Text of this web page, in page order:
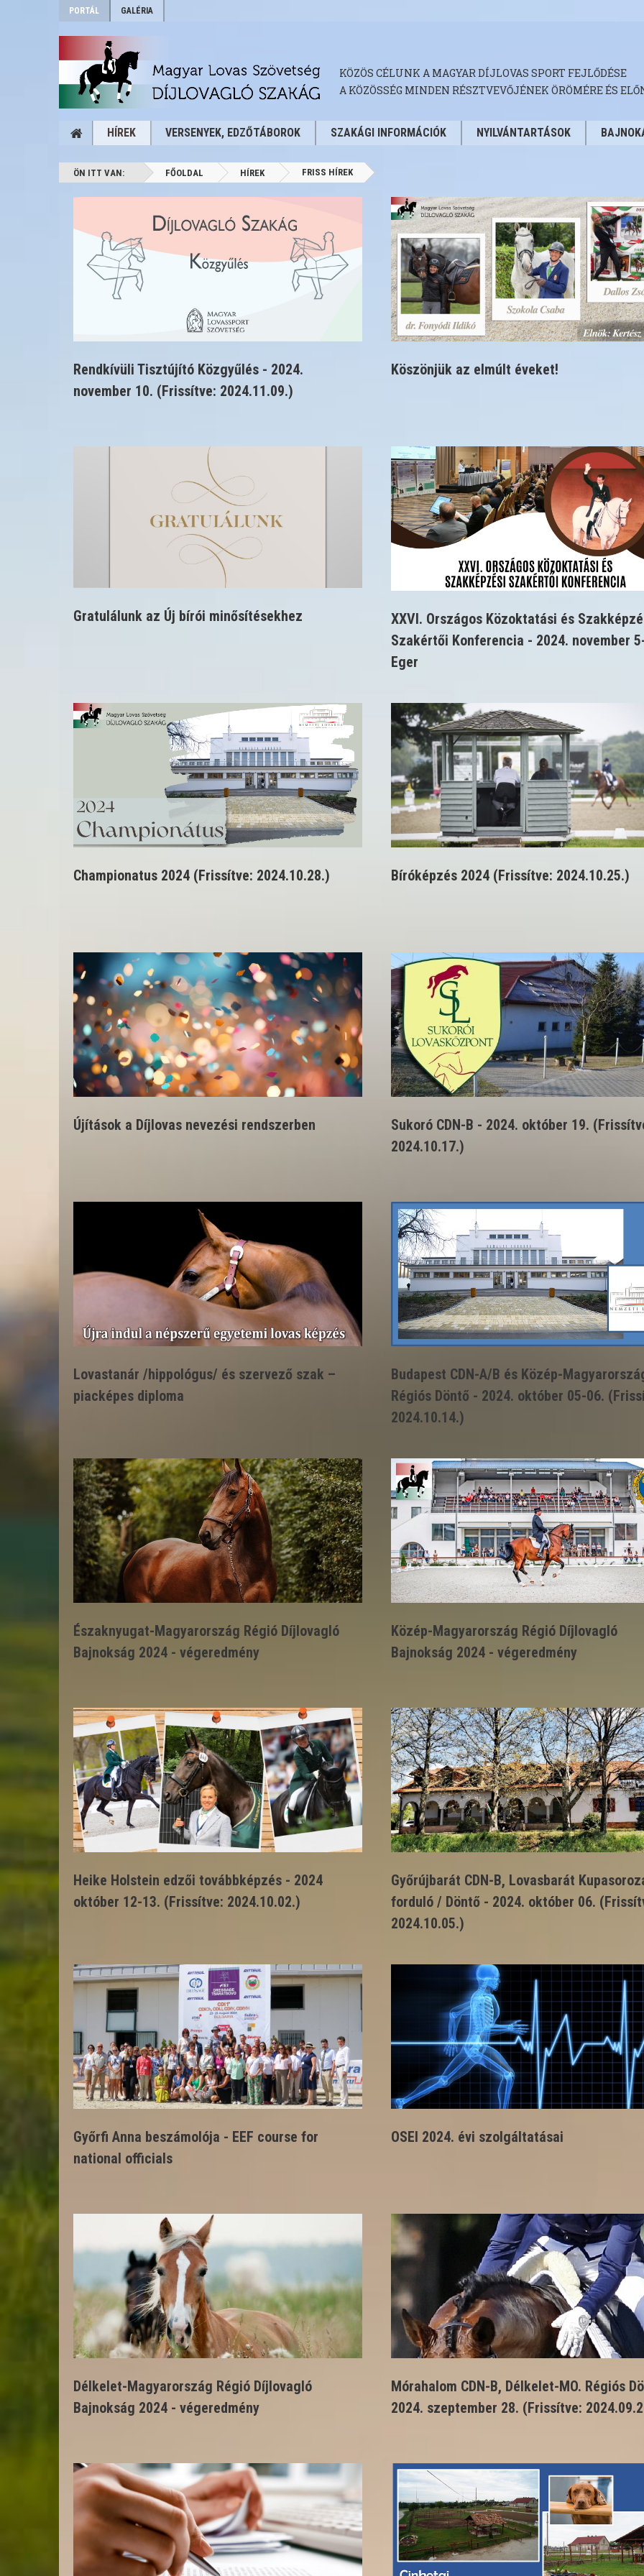
PORTÁL GALÉRIA
KÖZÖS CÉLUNK A MAGYAR DÍJLOVAS SPORT FEJLŐDÉSE
A KÖZÖSSÉG MINDEN RÉSZTVEVŐJÉNEK ÖRÖMÉRE ÉS
HÍREK VERSENYEK, EDZŐTÁBOROK SZAKÁGI INFORMÁCIÓK NYILVÁNTARTÁSOK
ÖN ITT VAN: FŐOLDAL HÍREK FRISS HÍREK
Rendkívüli Tisztújító Közgyűlés - 2024.
november 10. (Frissítve: 2024.11.09.)
Köszönjük az elmúlt éveket!
Gratulálunk az Új bírói minősítésekhez
XXVI. Országos Közoktatási és
Szakértői Konferencia - 2024. november
Eger
Championatus 2024 (Frissítve: 2024.10.28.) Bíróképzés 2024 (Frissítve: 2024.10.25.)
Újítások a Díjlovas nevezési rendszerben
Sukoró CDN-B - 2024. október 19.
2024.10.17.)
Lovastanár /hippológus/ és szervező szak –
piacképes diploma
Budapest CDN-A/B és Közép-
Régiós Döntő - 2024. október 05-06.
2024.10.14.)
Északnyugat-Magyarország Régió Díjlovagló
Bajnokság 2024 - végeredmény
Közép-Magyarország Régió Díjlovagló
Bajnokság 2024 - végeredmény
Heike Holstein edzői továbbképzés - 2024
október 12-13. (Frissítve: 2024.10.02.)
Győrújbarát CDN-B, Lovasbarát
forduló / Döntő - 2024. október 06.
2024.10.05.)
Győrfi Anna beszámolója - EEF course for
national officials
OSEI 2024. évi szolgáltatásai
Délkelet-Magyarország Régió Díjlovagló
Bajnokság 2024 - végeredmény
Mórahalom CDN-B, Délkelet-MO. Régiós
2024. szeptember 28. (Frissítve: